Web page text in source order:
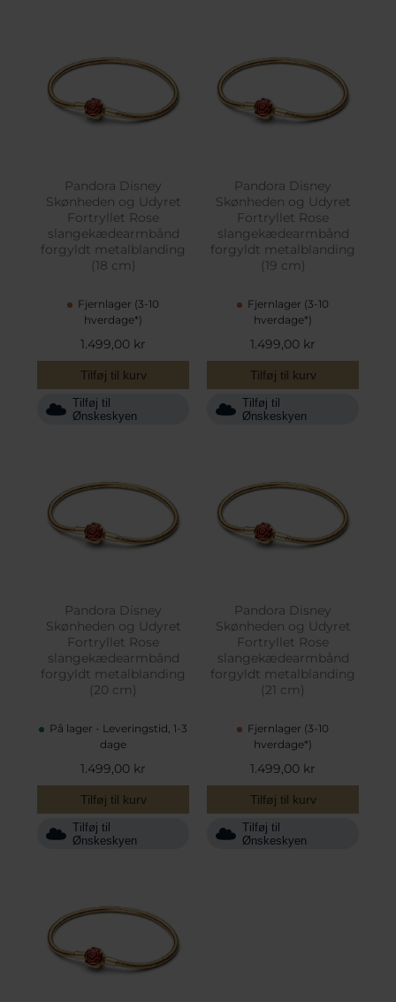
Pandora Disney
Skønheden og Udyret
Fortryllet Rose
slangekædearmbånd
forgyldt metalblanding
(18 cm)
Fjernlager (3-10
hverdage*)
1.499,00 kr
Tilføj til kurv
Tilføj til
Ønskeskyen
Pandora Disney
Skønheden og Udyret
Fortryllet Rose
slangekædearmbånd
forgyldt metalblanding
(19 cm)
Fjernlager (3-10
hverdage*)
1.499,00 kr
Tilføj til kurv
Tilføj til
Ønskeskyen
Pandora Disney
Skønheden og Udyret
Fortryllet Rose
slangekædearmbånd
forgyldt metalblanding
(20 cm)
På lager - Leveringstid, 1-3
dage
1.499,00 kr
Tilføj til kurv
Tilføj til
Ønskeskyen
Pandora Disney
Skønheden og Udyret
Fortryllet Rose
slangekædearmbånd
forgyldt metalblanding
(21 cm)
Fjernlager (3-10
hverdage*)
1.499,00 kr
Tilføj til kurv
Tilføj til
Ønskeskyen